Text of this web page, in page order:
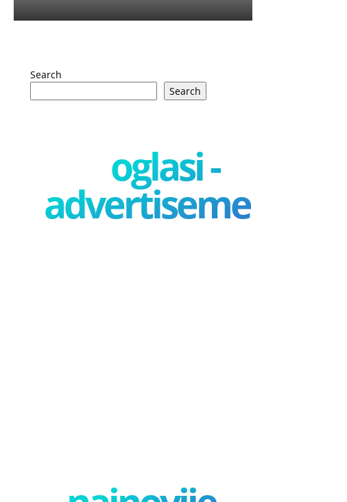
Search
Search
oglasi -
advertisement